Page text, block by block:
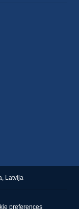
Latvija
preferences